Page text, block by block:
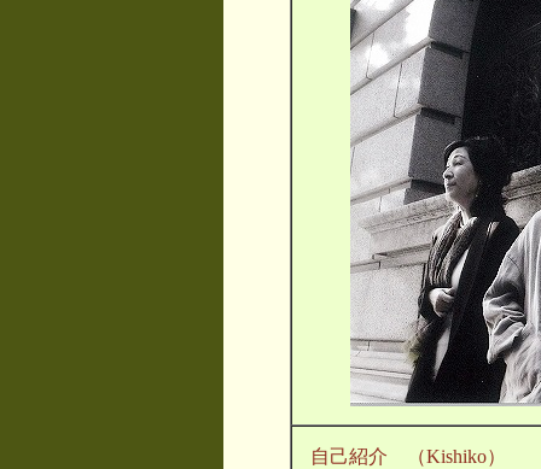
自己紹介 （Kishiko）